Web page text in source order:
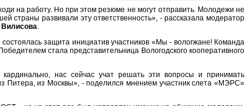
на работу. Но при этом резюме не могут отправить. Молодежи не
страны развивали эту ответственность», - рассказала модератор
Вилисова.
защита инициатив участников «Мы - вологжане! Команда
стала представительница Вологодского кооперативного
нас сейчас учат решать эти вопросы и принимать
Питера, из Москвы», - поделился мнением участник слета «МЭРС»